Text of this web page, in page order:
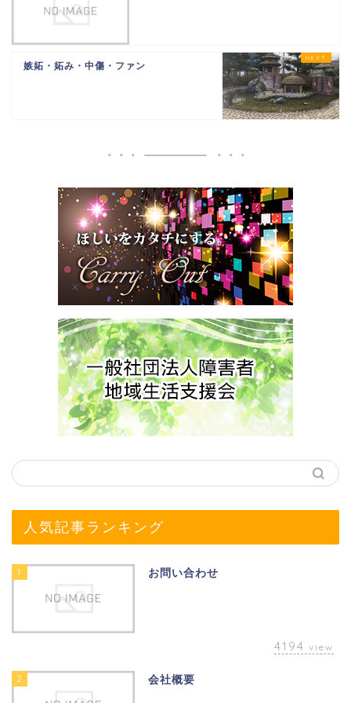
嫉妬・妬み・中傷・ファン
人気記事ランキング
1 お問い合わせ
4194 view
2 会社概要